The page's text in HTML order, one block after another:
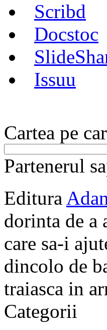
Scribd
Docstoc
Issuu
Cartea pe
Partenerul
Editura
dorinta de a
care sa-i
dincolo de
traiasca in
Categorii